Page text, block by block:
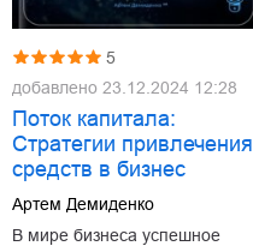
5
добавлено 23.12.2024 12:28
Поток капитала:
Стратегии привлечения
средств в бизнес
Артем Демиденко
В мире бизнеса успешное